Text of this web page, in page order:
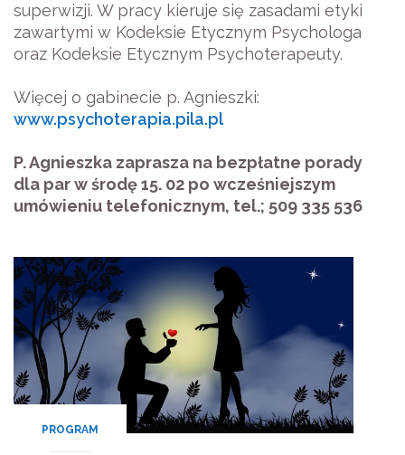
superwizji. W pracy kieruje się zasadami etyki
zawartymi w Kodeksie Etycznym Psychologa
oraz Kodeksie Etycznym Psychoterapeuty.
Więcej o gabinecie p. Agnieszki:
www.psychoterapia.pila.pl
P. Agnieszka zaprasza na bezpłatne porady
dla par w środę 15. 02 po wcześniejszym
umówieniu telefonicznym, tel.; 509 335 536
PROGRAM